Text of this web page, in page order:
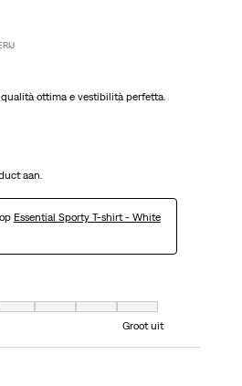
ottima e vestibilità perfetta.
aan.
Essential Sporty T-shirt - White
1 gelijk is aan Klein uit en 7 gelijk is aan Groot uit
Groot uit